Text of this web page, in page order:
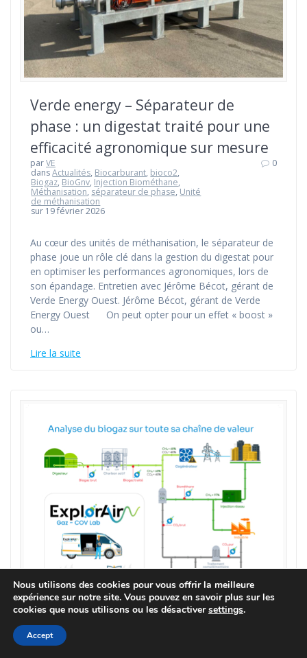
Verde energy – Séparateur de
phase : un digestat traité pour une
efficacité agronomique sur mesure
parVE
dansActualités, Biocarburant, bioco2,
Biogaz, BioGnv, Injection Biométhane,
Méthanisation, séparateur de phase, Unité
de méthanisation
sur 19 février 2026
0
Au cœur des unités de méthanisation, le séparateur de
phase joue un rôle clé dans la gestion du digestat pour
en optimiser les performances agronomiques, lors de
son épandage. Entretien avec Jérôme Bécot, gérant de
Verde Energy Ouest. Jérôme Bécot, gérant de Verde
Energy Ouest On peut opter pour un effet « boost »
ou…
Lire la suite
Nous utilisons des cookies pour vous offrir la meilleure
expérience sur notre site. Vous pouvez en savoir plus sur les
cookies que nous utilisons ou les désactiversettings.
Accept